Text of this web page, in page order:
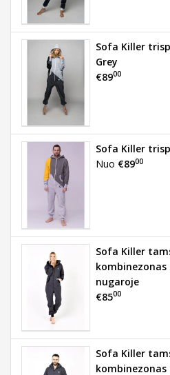
Sofa Killer
Grey
€8900
Sofa Killer
Nuo €8900
Sofa Killer
nugaroje
€8500
Sofa Killer